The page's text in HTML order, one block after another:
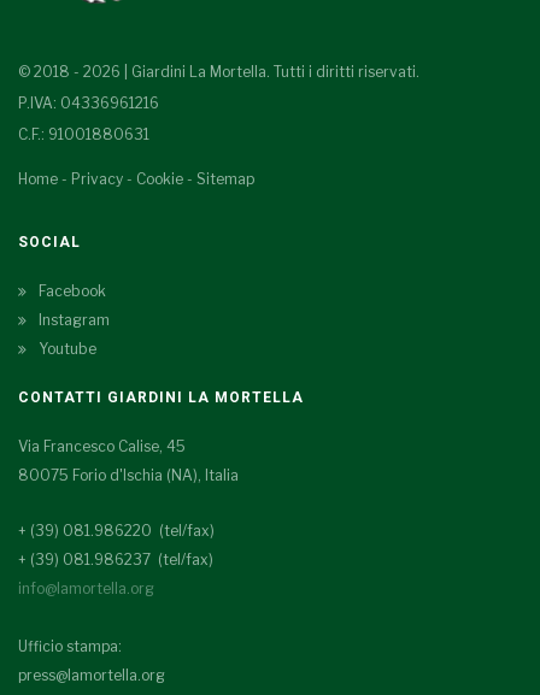
© 2018 - 2026 | Giardini La Mortella. Tutti i diritti riservati.
P.IVA: 04336961216
C.F.: 91001880631
Home - Privacy - Cookie - Sitemap
SOCIAL
Facebook
Instagram
Youtube
CONTATTI GIARDINI LA MORTELLA
Via Francesco Calise, 45
80075 Forio d'Ischia (NA), Italia
+ (39) 081.986220 (tel/fax)
+ (39) 081.986237 (tel/fax)
info@lamortella.org
Ufficio stampa:
press@lamortella.org